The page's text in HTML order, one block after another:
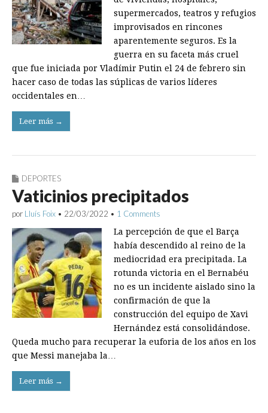
supermercados, teatros y refugios
improvisados en rincones
aparentemente seguros. Es la
guerra en su faceta más cruel
que fue iniciada por Vladímir Putin el 24 de febrero sin
hacer caso de todas las súplicas de varios lí­deres
occidentales en…
Leer más →
DEPORTES
Vaticinios precipitados
por Lluís Foix • 22/03/2022 • 1 Comments
La percepción de que el Barça
había descendido al reino de la
mediocridad era precipitada. La
rotunda victoria en el Bernabéu
no es un incidente aislado sino la
confirmación de que la
construcción del equipo de Xavi
Hernández está consolidándose.
Queda mucho para recuperar la euforia de los años en los
que Messi manejaba la…
Leer más →